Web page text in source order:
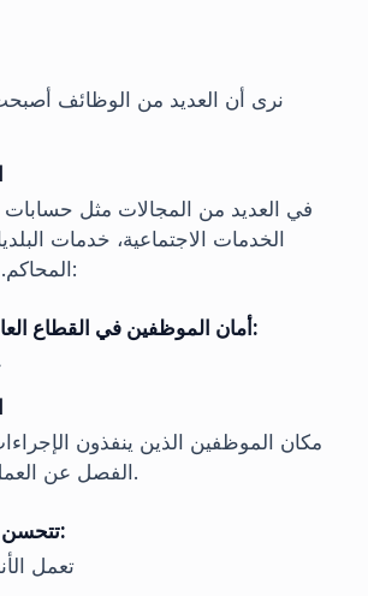
في العديد من المجالات مثل
الخدمات الاجتماعية، خدمات
المحاكم. نتيجة لهذا الوضع:
أمان الموظفين في القطاع العام يتعرض للاهتزاز:
مكان الموظفين الذين ينفذون
الفصل عن العمل أمرًا لا مفر منه.
تتحسن السرعة والكفاءة:
تعمل